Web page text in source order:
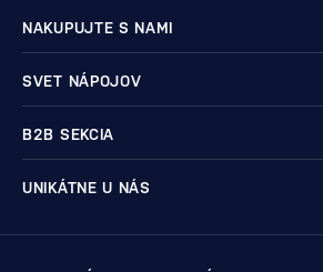
NAKUPUJTE S NAMI
SVET NÁPOJOV
B2B SEKCIA
UNIKÁTNE U NÁS